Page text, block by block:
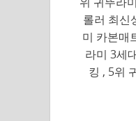
롤러 최신
미 카본매
라미 3세
킹 , 5위